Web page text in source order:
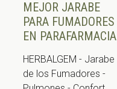
MEJOR JARABE
PARA FUMADORES
EN PARAFARMACIA
HERBALGEM - Jarabe
de los Fumadores -